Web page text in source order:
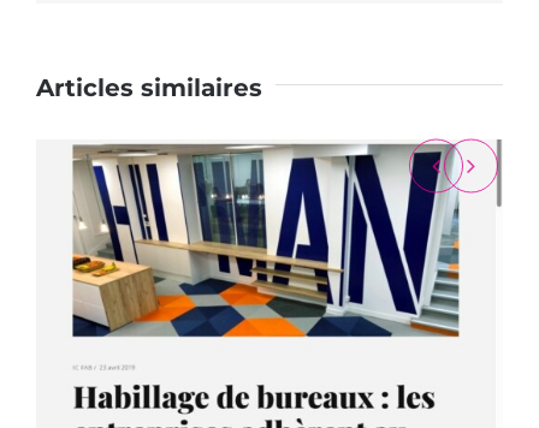
Articles similaires